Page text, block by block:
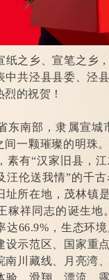
纸之乡、宣笔之乡
中共泾县县委、泾
的祝贺！
东南部，隶属宣
间一颗璀璨的明珠
素有“汉家旧县，
汪伦送我情”的千
址所在地，茂林镇
稼祥同志的诞生地
达66.9%，生态环
设示范区、国家重
南川藏线、月亮湾
验、滑翔、漂流、